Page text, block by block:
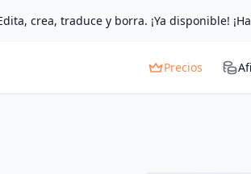
crea, traduce y borra. ¡Ya disponible!
Precios